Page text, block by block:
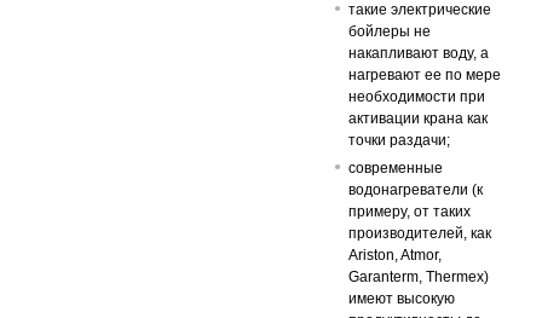
такие электрические
бойлеры не
накапливают воду, а
нагревают ее по мере
необходимости при
активации крана как
точки раздачи;
современные
водонагреватели (к
примеру, от таких
производителей, как
Ariston, Atmor,
Garanterm, Thermex)
имеют высокую